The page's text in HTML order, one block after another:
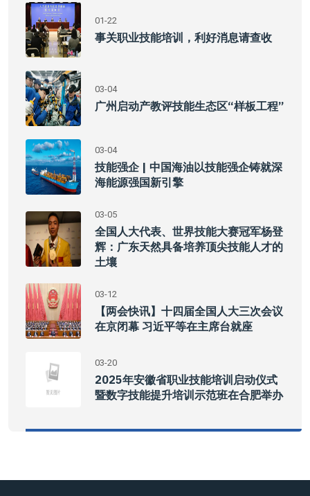
01-22
事关职业技能培训，利好消息请查收
03-04
广州启动产教评技能生态区“样板工程”
03-04
技能强企 | 中国海油以技能强企铸就深
海能源强国新引擎
03-05
全国人大代表、世界技能大赛冠军杨登
辉：广东天然具备培养顶尖技能人才的
土壤
03-12
【两会快讯】十四届全国人大三次会议
在京闭幕 习近平等在主席台就座
03-20
2025年安徽省职业技能培训启动仪式
暨数字技能提升培训示范班在合肥举办